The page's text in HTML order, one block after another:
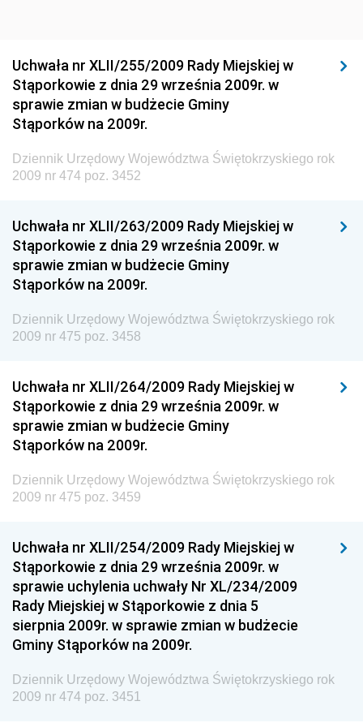
Dziennik Urzędowy Ministra Budownictwa i Przemysłu
Materiałów Budowlanych
Dziennik Urzędowy Ministra Infrastruktury i Rozwoju
Dziennik Urzędowy Głównego Inspektoratu Ochrony
Środowiska
Dziennik Urzędowy Generalnej Dyrekcji Ochrony
Dziennik Urzędowy Ministerstwa Administracji,
Gospodarki Terenowej i Ochrony Środowiska
Dziennik Urzędowy Ministerstwa Administracji i
Gospodarki Przestrzennej
Dziennik Urzędowy Unii Europejskiej, L
Dziennik Urzędowy Ministerstwa Przemysłu
Chemicznego i Lekkiego
Dziennik Urzędowy Ministerstwa Rolnictwa i
Gospodarki Żywnościowej
Dziennik Urzędowy Ministra Rodziny, Pracy i Polityki
Społecznej
Dziennik Urzędowy Ministra Rozwoju
Dziennik Urzędowy Ministra Infrastruktury i
Budownictwa
Dziennik Urzędowy Ministra Gospodarki Morskiej i
Żeglugi Śródlądowej
Dziennik Urzędowy Ministra Energii
Dziennik Urzędowy Ministra Finansów
Uchwała nr XLII/255/2009 Rady Miejskiej w
Stąporkowie z dnia 29 września 2009r. w
sprawie zmian w budżecie Gminy
Stąporków na 2009r.
Dziennik Urzędowy Województwa Świętokrzyskiego rok
2009 nr 474 poz. 3452
Uchwała nr XLII/263/2009 Rady Miejskiej w
Stąporkowie z dnia 29 września 2009r. w
sprawie zmian w budżecie Gminy
Stąporków na 2009r.
Dziennik Urzędowy Województwa Świętokrzyskiego rok
2009 nr 475 poz. 3458
Uchwała nr XLII/264/2009 Rady Miejskiej w
Stąporkowie z dnia 29 września 2009r. w
sprawie zmian w budżecie Gminy
Stąporków na 2009r.
Dziennik Urzędowy Województwa Świętokrzyskiego rok
2009 nr 475 poz. 3459
Uchwała nr XLII/254/2009 Rady Miejskiej w
Stąporkowie z dnia 29 września 2009r. w
sprawie uchylenia uchwały Nr XL/234/2009
Rady Miejskiej w Stąporkowie z dnia 5
sierpnia 2009r. w sprawie zmian w budżecie
Gminy Stąporków na 2009r.
Dziennik Urzędowy Województwa Świętokrzyskiego rok
2009 nr 474 poz. 3451